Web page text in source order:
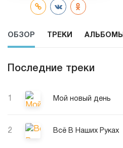
ОБЗОР ТРЕКИ АЛЬБОМЫ
Последние треки
Мой новый день
2 Всё В Наших Руках